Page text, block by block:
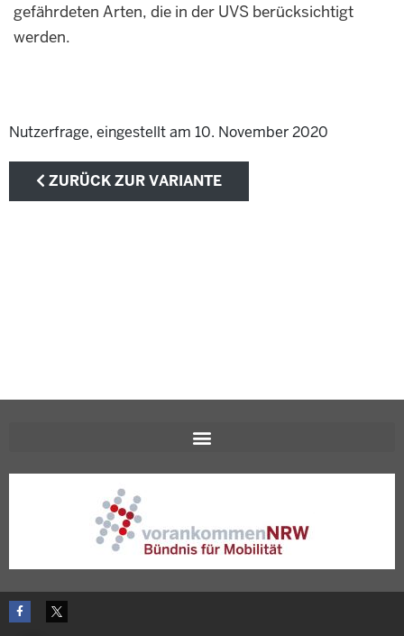
gefährdeten Arten, die in der UVS berücksichtigt
werden.
Nutzerfrage, eingestellt am 10. November 2020
ZURÜCK ZUR VARIANTE